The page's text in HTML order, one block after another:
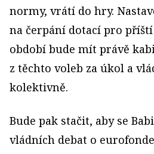
normy, vrátí do hry.
na čerpání dotací pro
období bude mít právě
z těchto voleb za úkol a
kolektivně.
Bude pak stačit, aby se
vládních debat o